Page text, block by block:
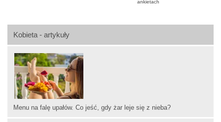
Kobieta - artykuły
Menu na falę upałów. Co jeść, gdy żar leje się z nieba?
ankietach